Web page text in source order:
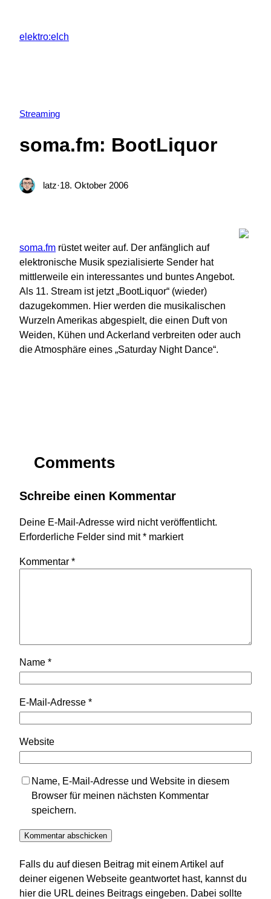
springen
elektro:elch
Streaming
soma.fm: BootLiquor
latz·18. Oktober 2006
soma.fm rüstet weiter auf. Der anfänglich auf
elektronische Musik spezialisierte Sender hat
mittlerweile ein interessantes und buntes Angebot.
Als 11. Stream ist jetzt „BootLiquor“ (wieder)
dazugekommen. Hier werden die musikalischen
Wurzeln Amerikas abgespielt, die einen Duft von
Weiden, Kühen und Ackerland verbreiten oder auch
die Atmosphäre eines „Saturday Night Dance“.
Comments
Schreibe einen Kommentar
Deine E-Mail-Adresse wird nicht veröffentlicht.
Erforderliche Felder sind mit* markiert
Kommentar *
Name *
E-Mail-Adresse *
Website
Name, E-Mail-Adresse und Website in diesem
Browser für meinen nächsten Kommentar
speichern.
Falls du auf diesen Beitrag mit einem Artikel auf
deiner eigenen Webseite geantwortet hast, kannst du
hier die URL deines Beitrags eingeben. Dabei sollte